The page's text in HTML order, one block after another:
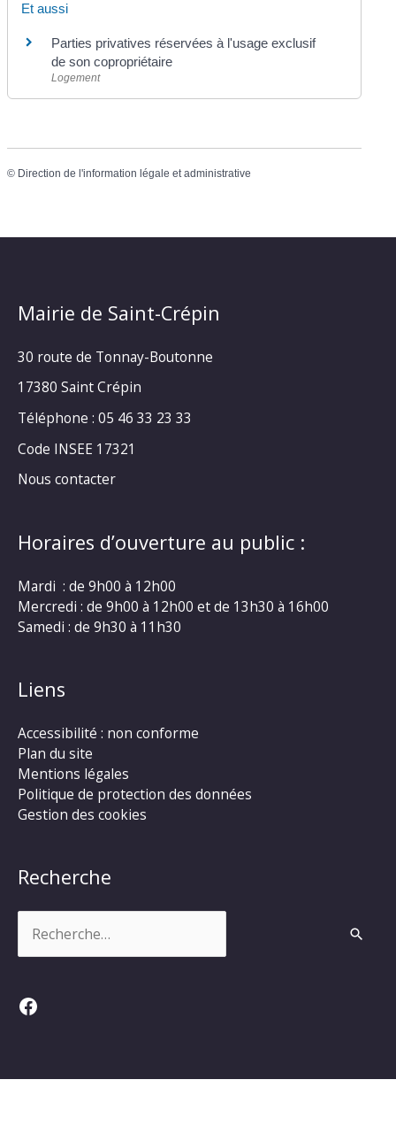
Et aussi
Parties privatives réservées à l'usage exclusif
de son copropriétaire
Logement
© Direction de l'information légale et administrative
Mairie de Saint-Crépin
30 route de Tonnay-Boutonne
17380 Saint Crépin
Téléphone : 05 46 33 23 33
Code INSEE 17321
Nous contacter
Horaires d’ouverture au public :
Mardi : de 9h00 à 12h00
Mercredi : de 9h00 à 12h00 et de 13h30 à 16h00
Samedi : de 9h30 à 11h30
Liens
Accessibilité : non conforme
Plan du site
Mentions légales
Politique de protection des données
Gestion des cookies
Recherche
Facebook